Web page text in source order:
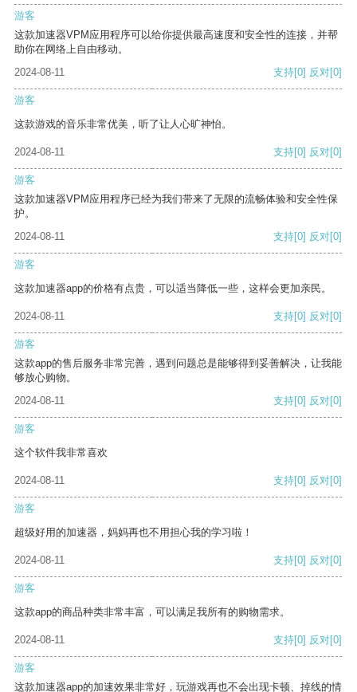
游客
这款加速器VPM应用程序可以给你提供最高速度和安全性的连接，并帮
助你在网络上自由移动。
2024-08-11
支持[0] 反对[0]
游客
这款游戏的音乐非常优美，听了让人心旷神怡。
2024-08-11 支持[0] 反对[0]
游客
这款加速器VPM应用程序已经为我们带来了无限的流畅体验和安全性保
护。
2024-08-11
支持[0] 反对[0]
游客
这款加速器app的价格有点贵，可以适当降低一些，这样会更加亲民。
2024-08-11 支持[0] 反对[0]
游客
这款app的售后服务非常完善，遇到问题总是能够得到妥善解决，让我能
够放心购物。
2024-08-11
支持[0] 反对[0]
游客
这个软件我非常喜欢
2024-08-11 支持[0] 反对[0]
游客
超级好用的加速器，妈妈再也不用担心我的学习啦！
2024-08-11 支持[0] 反对[0]
游客
这款app的商品种类非常丰富，可以满足我所有的购物需求。
2024-08-11 支持[0] 反对[0]
游客
这款加速器app的加速效果非常好，玩游戏再也不会出现卡顿、掉线的情